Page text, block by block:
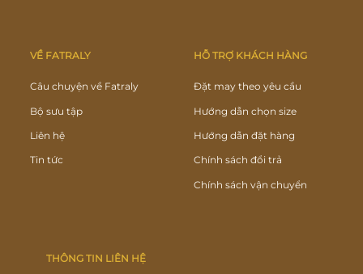
VỀ FATRALY
Câu chuyện về Fatraly
Bộ sưu tập
Liên hệ
Tin tức
HỖ TRỢ KHÁCH HÀNG
Đặt may theo yêu cầu
Hướng dẫn chọn size
Hướng dẫn đặt hàng
Chính sách đổi trả
Chính sách vận chuyển
THÔNG TIN LIÊN HỆ